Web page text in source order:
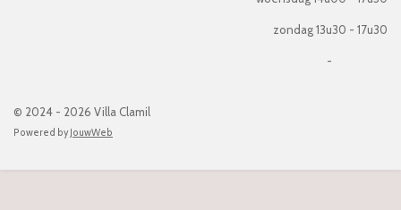
zondag 13u30 - 17u30
-
© 2024 - 2026 Villa Clamil
Powered byJouwWeb